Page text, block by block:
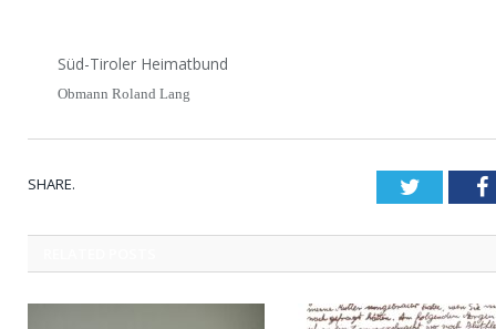
Süd-Tiroler Heimatbund
Obmann Roland Lang
SHARE. Twitter